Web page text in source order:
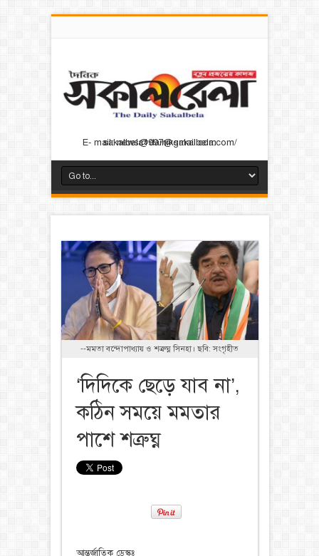
E- mail: news@dainiksakalbela.com/ sakalbela1997@gmail.com
--মমতা বন্দোপাধ্যায় ও শত্রুঘ্ন সিনহা। ছবি: সংগৃহীত
‘দিদিকে ছেড়ে যাব না’,
কঠিন সময়ে মমতার
পাশে শত্রুঘ্ন
আন্তর্জাতিক ডেস্কঃ